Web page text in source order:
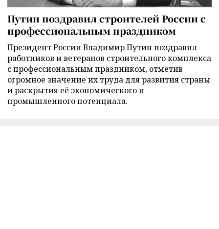
Путин поздравил строителей России с
профессиональным праздником
Президент России Владимир Путин поздравил
работников и ветеранов строительного комплекса
с профессиональным праздником, отметив
огромное значение их труда для развития страны
и раскрытия её экономического и
промышленного потенциала.